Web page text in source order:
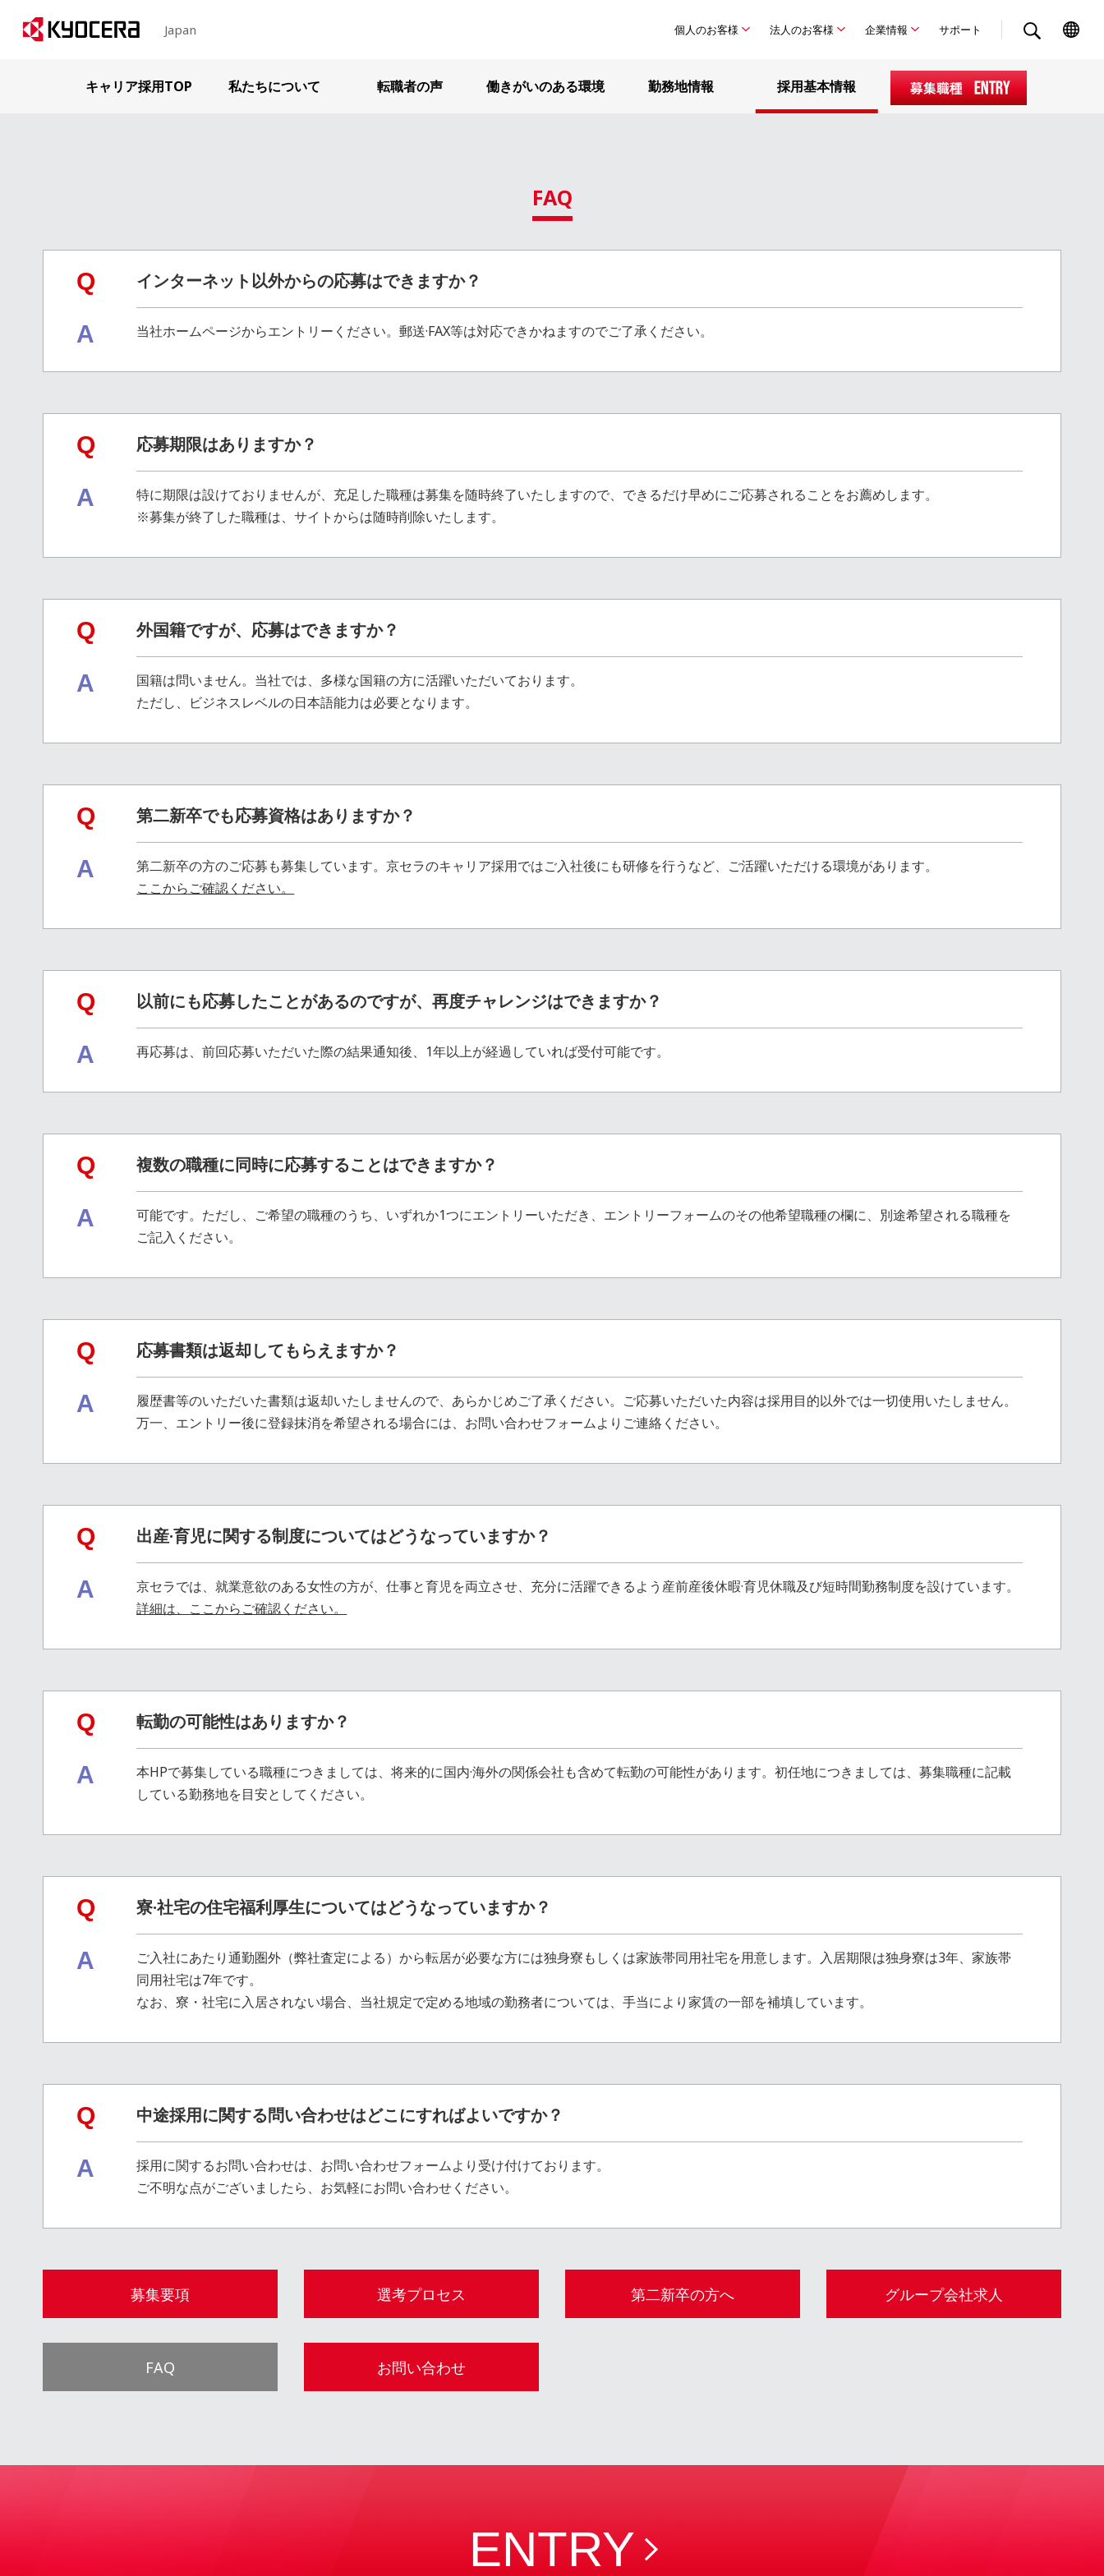
Japan 個人のお客様 法人のお客様 企業情報 サポート
キャリア採用TOP 私たちについて 転職者の声 働きがいのある環境 勤務地情報 採用基本情報
FAQ
Q インターネット以外からの応募はできますか？
A 当社ホームページからエントリーください。郵送·FAX等は対応できかねますのでご了承ください。
Q 応募期限はありますか？
A
特に期限は設けておりませんが、充足した職種は募集を随時終了いたしますので、できるだけ早めにご応募されることをお薦めします。
募集が終了した職種は、サイトからは随時削除いたします。
Q 外国籍ですが、応募はできますか？
A
国籍は問いません。当社では、多様な国籍の方に活躍いただいております。
ただし、ビジネスレベルの日本語能力は必要となります。
Q 第二新卒でも応募資格はありますか？
A
第二新卒の方のご応募も募集しています。京セラのキャリア採用ではご入社後にも研修を行うなど、ご活躍いただける環境があります。
ここからご確認ください。
Q 以前にも応募したことがあるのですが、再度チャレンジはできますか？
A 再応募は、前回応募いただいた際の結果通知後、1年以上が経過していれば受付可能です。
Q 複数の職種に同時に応募することはできますか？
A
可能です。ただし、ご希望の職種のうち、いずれか1つにエントリーいただき、エントリーフォームのその他希望職種の欄に、別途希望される職種を
ご記入ください。
Q 応募書類は返却してもらえますか？
A
履歴書等のいただいた書類は返却いたしませんので、あらかじめご了承ください。ご応募いただいた内容は採用目的以外では一切使用いたしません。
万一、エントリー後に登録抹消を希望される場合には、お問い合わせフォームよりご連絡ください。
Q 出産·育児に関する制度についてはどうなっていますか？
A
京セラでは、就業意欲のある女性の方が、仕事と育児を両立させ、充分に活躍できるよう産前産後休暇·育児休職及び短時間勤務制度を設けています。
詳細は、ここからご確認ください。
Q 転勤の可能性はありますか？
A
本HPで募集している職種につきましては、将来的に国内·海外の関係会社も含めて転勤の可能性があります。初任地につきましては、募集職種に記載
している勤務地を目安としてください。
Q 寮·社宅の住宅福利厚生についてはどうなっていますか？
A
ご入社にあたり通勤圏外（弊社査定による）から転居が必要な方には独身寮もしくは家族帯同用社宅を用意します。入居期限は独身寮は3年、家族帯
同用社宅は7年です。
なお、寮・社宅に入居されない場合、当社規定で定める地域の勤務者については、手当により家賃の一部を補填しています。
Q 中途採用に関する問い合わせはどこにすればよいですか？
A
採用に関するお問い合わせは、お問い合わせフォームより受け付けております。
ご不明な点がございましたら、お気軽にお問い合わせください。
募集要項 選考プロセス 第二新卒の方へ グループ会社求人
FAQ お問い合わせ
ENTRY